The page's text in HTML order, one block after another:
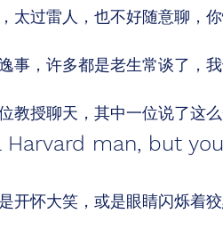
太过雷人，也不好随意聊，
事，许多都是老生常谈了，
教授聊天，其中一位说了这么
man, but
开怀大笑，或是眼睛闪烁着